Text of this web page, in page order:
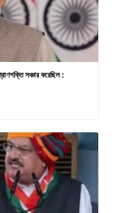
সঞ্চার করেছিল :